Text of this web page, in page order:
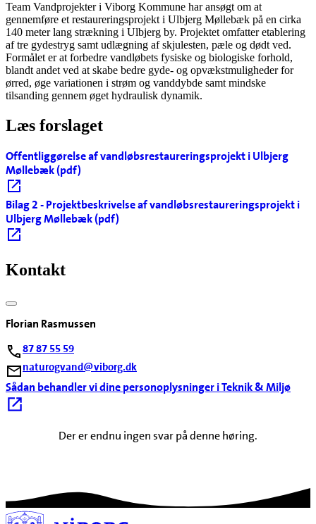
Team Vandprojekter i Viborg Kommune har ansøgt om at
gennemføre et restaureringsprojekt i Ulbjerg Møllebæk på en cirka
140 meter lang strækning i Ulbjerg by. Projektet omfatter etablering
af tre gydestryg samt udlægning af skjulesten, pæle og dødt ved.
Formålet er at forbedre vandløbets fysiske og biologiske forhold,
blandt andet ved at skabe bedre gyde- og opvækstmuligheder for
ørred, øge variationen i strøm og vanddybde samt mindske
tilsanding gennem øget hydraulisk dynamik.
Læs forslaget
Offentliggørelse af vandløbsrestaureringsprojekt i Ulbjerg
Møllebæk (pdf)
Bilag 2 - Projektbeskrivelse af vandløbsrestaureringsprojekt i
Ulbjerg Møllebæk (pdf)
Kontakt
Florian Rasmussen
87 87 55 59
naturogvand@viborg.dk
Sådan behandler vi dine personoplysninger i Teknik & Miljø
Der er endnu ingen svar på denne høring.